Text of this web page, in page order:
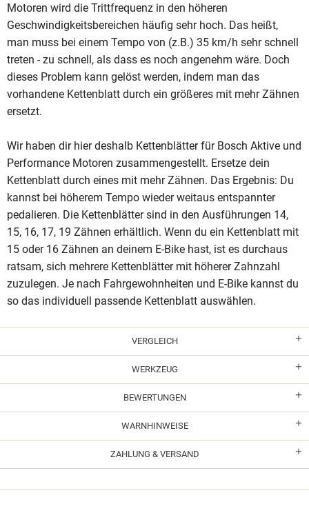
Motoren wird die Trittfrequenz in den höheren
Geschwindigkeitsbereichen häufig sehr hoch. Das heißt,
man muss bei einem Tempo von (z.B.) 35 km/h sehr schnell
treten - zu schnell, als dass es noch angenehm wäre. Doch
dieses Problem kann gelöst werden, indem man das
vorhandene Kettenblatt durch ein größeres mit mehr Zähnen
ersetzt.
Wir haben dir hier deshalb Kettenblätter für Bosch Aktive und
Performance Motoren zusammengestellt. Ersetze dein
Kettenblatt durch eines mit mehr Zähnen. Das Ergebnis: Du
kannst bei höherem Tempo wieder weitaus entspannter
pedalieren. Die Kettenblätter sind in den Ausführungen 14,
15, 16, 17, 19 Zähnen erhältlich. Wenn du ein Kettenblatt mit
15 oder 16 Zähnen an deinem E-Bike hast, ist es durchaus
ratsam, sich mehrere Kettenblätter mit höherer Zahnzahl
zuzulegen. Je nach Fahrgewohnheiten und E-Bike kannst du
so das individuell passende Kettenblatt auswählen.
VERGLEICH
WERKZEUG
BEWERTUNGEN
WARNHINWEISE
ZAHLUNG & VERSAND